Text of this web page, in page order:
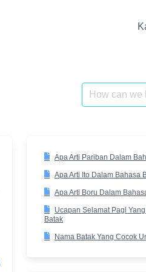
Search
for:
Apa Arti Pariban Dalam
Apa Arti Ito Dalam Bahasa
Apa Arti Boru Dalam
Ucapan Selamat Pagi
Batak
Nama Batak Yang Cocok